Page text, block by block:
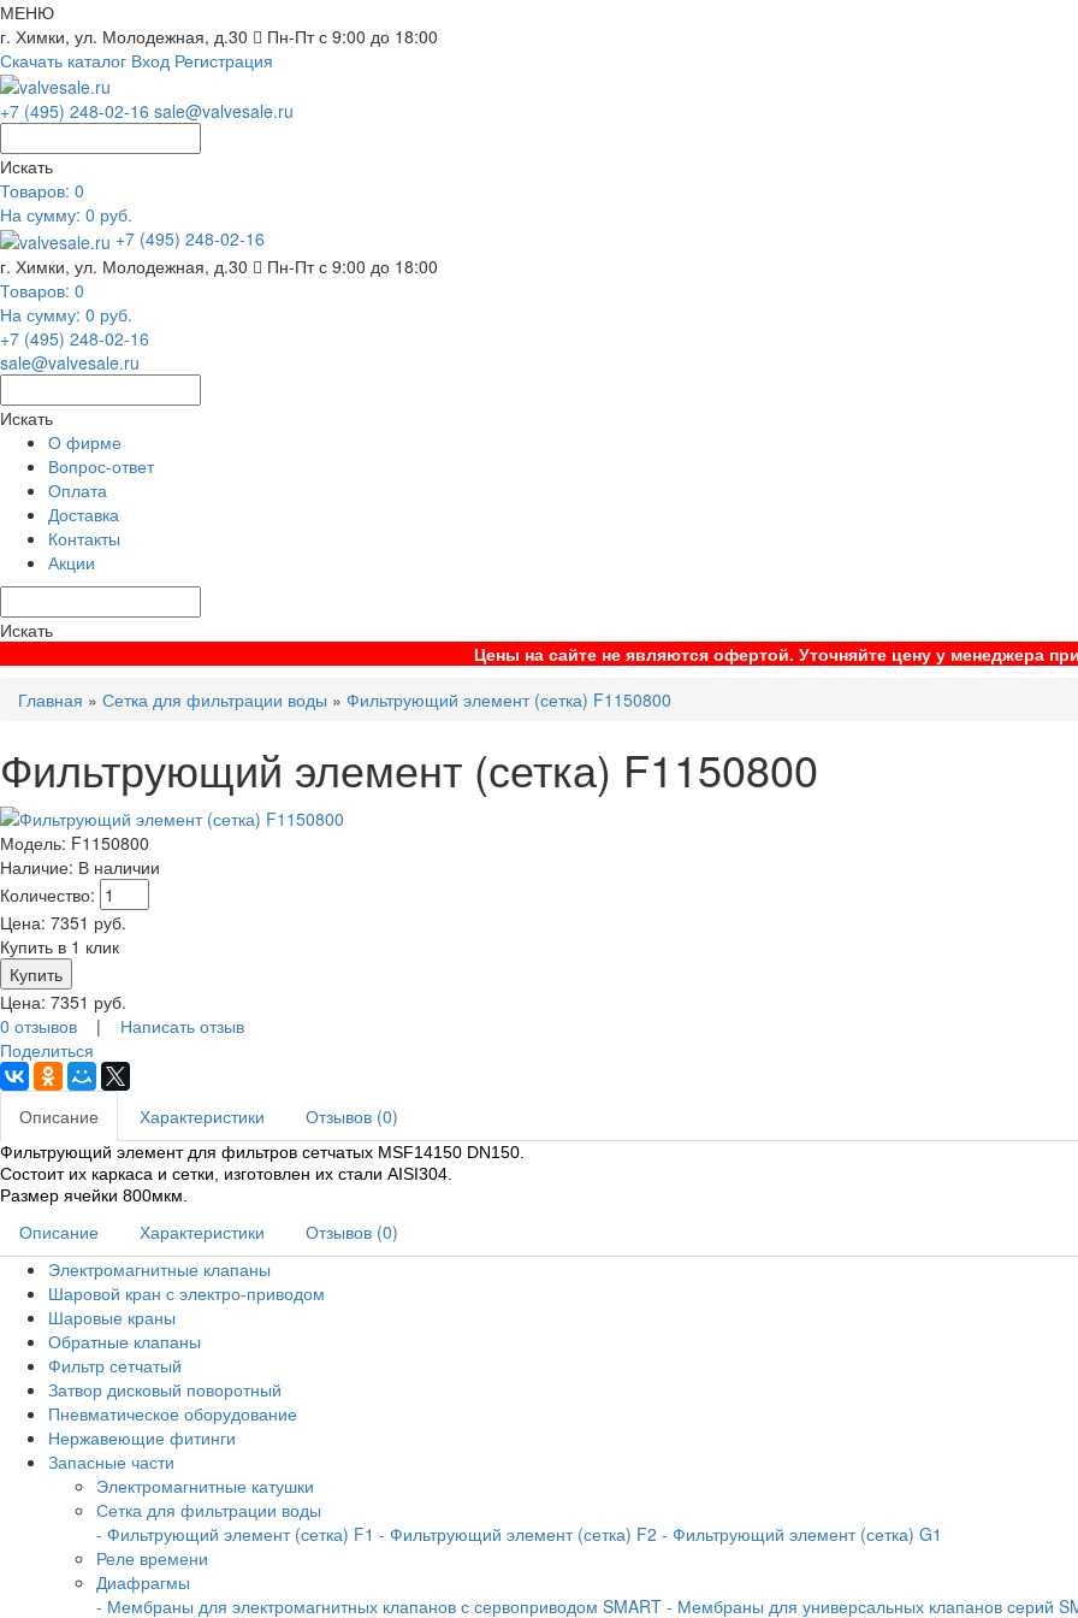
МЕНЮ
г. Химки, ул. Молодежная, д.30
Пн-Пт с 9:00 до 18:00
Скачать каталог Вход Регистрация
+7 (495) 248-02-16 sale@valvesale.ru
Искать
Товаров: 0
На сумму: 0 руб.
+7 (495) 248-02-16
г. Химки, ул. Молодежная, д.30
Пн-Пт с 9:00 до 18:00
Товаров: 0
На сумму: 0 руб.
+7 (495) 248-02-16
sale@valvesale.ru
Искать
О фирме
Вопрос-ответ
Оплата
Доставка
Контакты
Акции
Искать
Цены на сайте не являются офертой. Уточняйте цену у менеджера
Главная » Сетка для фильтрации воды » Фильтрующий элемент (сетка) F1150800
Фильтрующий элемент (сетка) F1150800
Модель: F1150800
Наличие: В наличии
Количество:
Цена: 7351 руб.
Купить в 1 клик
Цена: 7351 руб.
0 отзывов | Написать отзыв
Поделиться
Описание Характеристики Отзывов (0)
Фильтрующий элемент для фильтров сетчатых MSF14150 DN150.
Состоит их каркаса и сетки, изготовлен их стали AISI304.
Размер ячейки 800мкм.​
Описание Характеристики
Отзывов (0)
Электромагнитные клапаны
Шаровой кран с электро-приводом
Шаровые краны
Обратные клапаны
Фильтр сетчатый
Затвор дисковый поворотный
Пневматическое оборудование
Нержавеющие фитинги
Запасные части
Электромагнитные катушки
Сетка для фильтрации воды
- Фильтрующий элемент (сетка) F1 - Фильтрующий элемент (сетка) F2 - Фильтрующий элемент (сетка) G1
Реле времени
Диафрагмы
- Мембраны для электромагнитных клапанов с сервоприводом SMART - Мембраны для универсальных клапанов серий